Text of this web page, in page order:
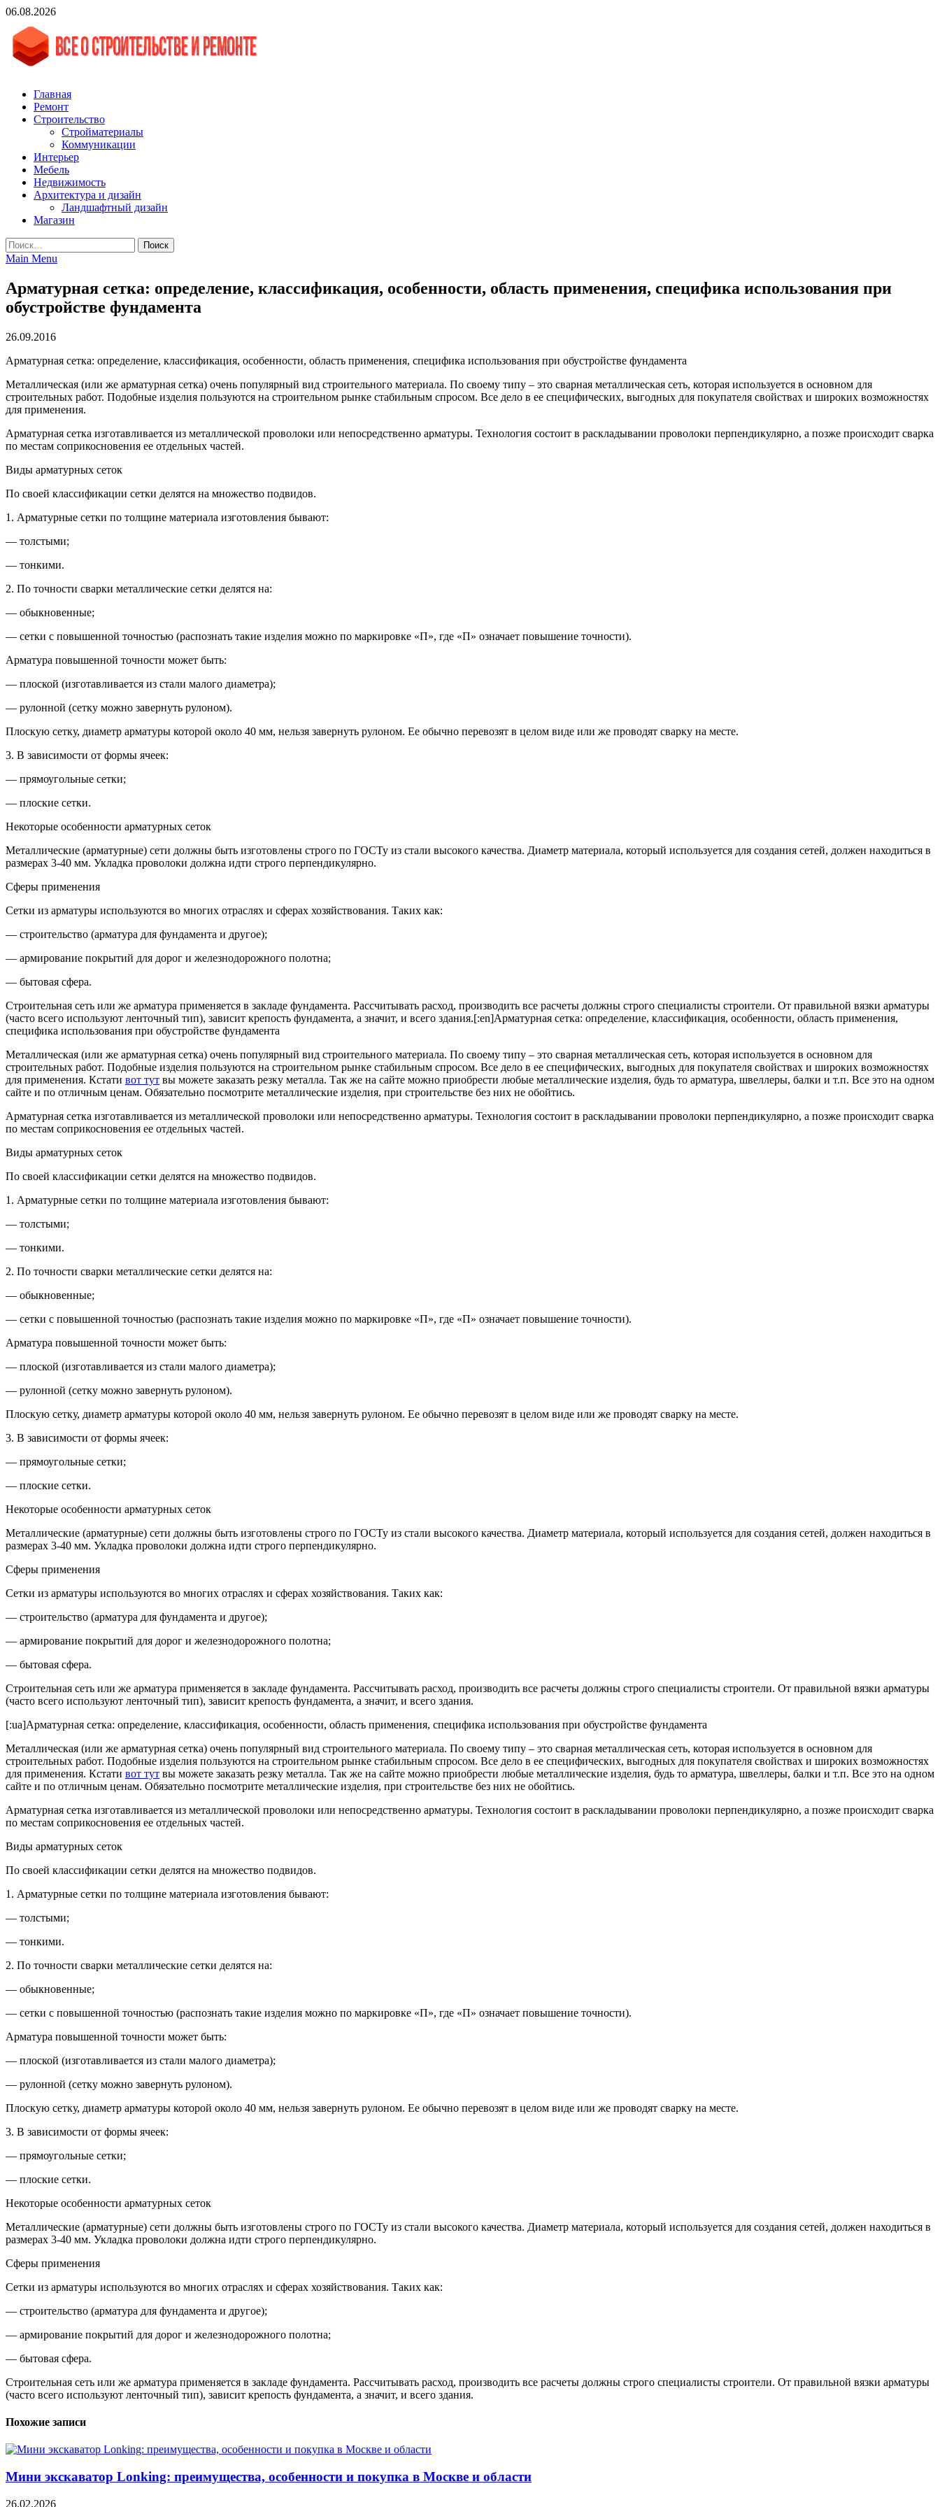
Skip
content
06.08.2026
vgasa.ru
Строительный журнал. Всё о строительстве и ремонтах
Главная
Ремонт
Строительство
Стройматериалы
Коммуникации
Интерьер
Мебель
Недвижимость
Архитектура и дизайн
Ландшафтный дизайн
Магазин
Найти:
Main Menu
Арматурная сетка: определение, классификация, особенности, область применения, специфика использования при
обустройстве фундамента
26.09.2016
Арматурная сетка: определение, классификация, особенности, область применения, специфика использования при обустройстве фундамента
Металлическая (или же арматурная сетка) очень популярный вид строительного материала. По своему типу – это сварная металлическая сеть, которая используется в основном для
строительных работ. Подобные изделия пользуются на строительном рынке стабильным спросом. Все дело в ее специфических, выгодных для покупателя свойствах и широких возможностях
для применения.
Арматурная сетка изготавливается из металлической проволоки или непосредственно арматуры. Технология состоит в раскладывании проволоки перпендикулярно, а позже происходит сварка
по местам соприкосновения ее отдельных частей.
Виды арматурных сеток
По своей классификации сетки делятся на множество подвидов.
1. Арматурные сетки по толщине материала изготовления бывают:
— толстыми;
— тонкими.
2. По точности сварки металлические сетки делятся на:
— обыкновенные;
— сетки с повышенной точностью (распознать такие изделия можно по маркировке «П», где «П» означает повышение точности).
Арматура повышенной точности может быть:
— плоской (изготавливается из стали малого диаметра);
— рулонной (сетку можно завернуть рулоном).
Плоскую сетку, диаметр арматуры которой около 40 мм, нельзя завернуть рулоном. Ее обычно перевозят в целом виде или же проводят сварку на месте.
3. В зависимости от формы ячеек:
— прямоугольные сетки;
— плоские сетки.
Некоторые особенности арматурных сеток
Металлические (арматурные) сети должны быть изготовлены строго по ГОСТу из стали высокого качества. Диаметр материала, который используется для создания сетей, должен находиться в
размерах 3-40 мм. Укладка проволоки должна идти строго перпендикулярно.
Сферы применения
Сетки из арматуры используются во многих отраслях и сферах хозяйствования. Таких как:
— строительство (арматура для фундамента и другое);
— армирование покрытий для дорог и железнодорожного полотна;
— бытовая сфера.
Строительная сеть или же арматура применяется в закладе фундамента. Рассчитывать расход, производить все расчеты должны строго специалисты строители. От правильной вязки арматуры
(часто всего используют ленточный тип), зависит крепость фундамента, а значит, и всего здания.[:en]Арматурная сетка: определение, классификация, особенности, область применения,
специфика использования при обустройстве фундамента
Металлическая (или же арматурная сетка) очень популярный вид строительного материала. По своему типу – это сварная металлическая сеть, которая используется в основном для
строительных работ. Подобные изделия пользуются на строительном рынке стабильным спросом. Все дело в ее специфических, выгодных для покупателя свойствах и широких возможностях
для применения. Кстати вот тут вы можете заказать резку металла. Так же на сайте можно приобрести любые металлические изделия, будь то арматура, швеллеры, балки и т.п. Все это на одном
сайте и по отличным ценам. Обязательно посмотрите металлические изделия, при строительстве без них не обойтись.
Арматурная сетка изготавливается из металлической проволоки или непосредственно арматуры. Технология состоит в раскладывании проволоки перпендикулярно, а позже происходит сварка
по местам соприкосновения ее отдельных частей.
Виды арматурных сеток
По своей классификации сетки делятся на множество подвидов.
1. Арматурные сетки по толщине материала изготовления бывают:
— толстыми;
— тонкими.
2. По точности сварки металлические сетки делятся на:
— обыкновенные;
— сетки с повышенной точностью (распознать такие изделия можно по маркировке «П», где «П» означает повышение точности).
Арматура повышенной точности может быть:
— плоской (изготавливается из стали малого диаметра);
— рулонной (сетку можно завернуть рулоном).
Плоскую сетку, диаметр арматуры которой около 40 мм, нельзя завернуть рулоном. Ее обычно перевозят в целом виде или же проводят сварку на месте.
3. В зависимости от формы ячеек:
— прямоугольные сетки;
— плоские сетки.
Некоторые особенности арматурных сеток
Металлические (арматурные) сети должны быть изготовлены строго по ГОСТу из стали высокого качества. Диаметр материала, который используется для создания сетей, должен находиться в
размерах 3-40 мм. Укладка проволоки должна идти строго перпендикулярно.
Сферы применения
Сетки из арматуры используются во многих отраслях и сферах хозяйствования. Таких как:
— строительство (арматура для фундамента и другое);
— армирование покрытий для дорог и железнодорожного полотна;
— бытовая сфера.
Строительная сеть или же арматура применяется в закладе фундамента. Рассчитывать расход, производить все расчеты должны строго специалисты строители. От правильной вязки арматуры
(часто всего используют ленточный тип), зависит крепость фундамента, а значит, и всего здания.
[:ua]Арматурная сетка: определение, классификация, особенности, область применения, специфика использования при обустройстве фундамента
Металлическая (или же арматурная сетка) очень популярный вид строительного материала. По своему типу – это сварная металлическая сеть, которая используется в основном для
строительных работ. Подобные изделия пользуются на строительном рынке стабильным спросом. Все дело в ее специфических, выгодных для покупателя свойствах и широких возможностях
для применения. Кстати вот тут вы можете заказать резку металла. Так же на сайте можно приобрести любые металлические изделия, будь то арматура, швеллеры, балки и т.п. Все это на одном
сайте и по отличным ценам. Обязательно посмотрите металлические изделия, при строительстве без них не обойтись.
Арматурная сетка изготавливается из металлической проволоки или непосредственно арматуры. Технология состоит в раскладывании проволоки перпендикулярно, а позже происходит сварка
по местам соприкосновения ее отдельных частей.
Виды арматурных сеток
По своей классификации сетки делятся на множество подвидов.
1. Арматурные сетки по толщине материала изготовления бывают:
— толстыми;
— тонкими.
2. По точности сварки металлические сетки делятся на:
— обыкновенные;
— сетки с повышенной точностью (распознать такие изделия можно по маркировке «П», где «П» означает повышение точности).
Арматура повышенной точности может быть:
— плоской (изготавливается из стали малого диаметра);
— рулонной (сетку можно завернуть рулоном).
Плоскую сетку, диаметр арматуры которой около 40 мм, нельзя завернуть рулоном. Ее обычно перевозят в целом виде или же проводят сварку на месте.
3. В зависимости от формы ячеек:
— прямоугольные сетки;
— плоские сетки.
Некоторые особенности арматурных сеток
Металлические (арматурные) сети должны быть изготовлены строго по ГОСТу из стали высокого качества. Диаметр материала, который используется для создания сетей, должен находиться в
размерах 3-40 мм. Укладка проволоки должна идти строго перпендикулярно.
Сферы применения
Сетки из арматуры используются во многих отраслях и сферах хозяйствования. Таких как:
— строительство (арматура для фундамента и другое);
— армирование покрытий для дорог и железнодорожного полотна;
— бытовая сфера.
Строительная сеть или же арматура применяется в закладе фундамента. Рассчитывать расход, производить все расчеты должны строго специалисты строители. От правильной вязки арматуры
(часто всего используют ленточный тип), зависит крепость фундамента, а значит, и всего здания.
Похожие записи
Мини экскаватор Lonking: преимущества, особенности и покупка в Москве и области
26.02.2026